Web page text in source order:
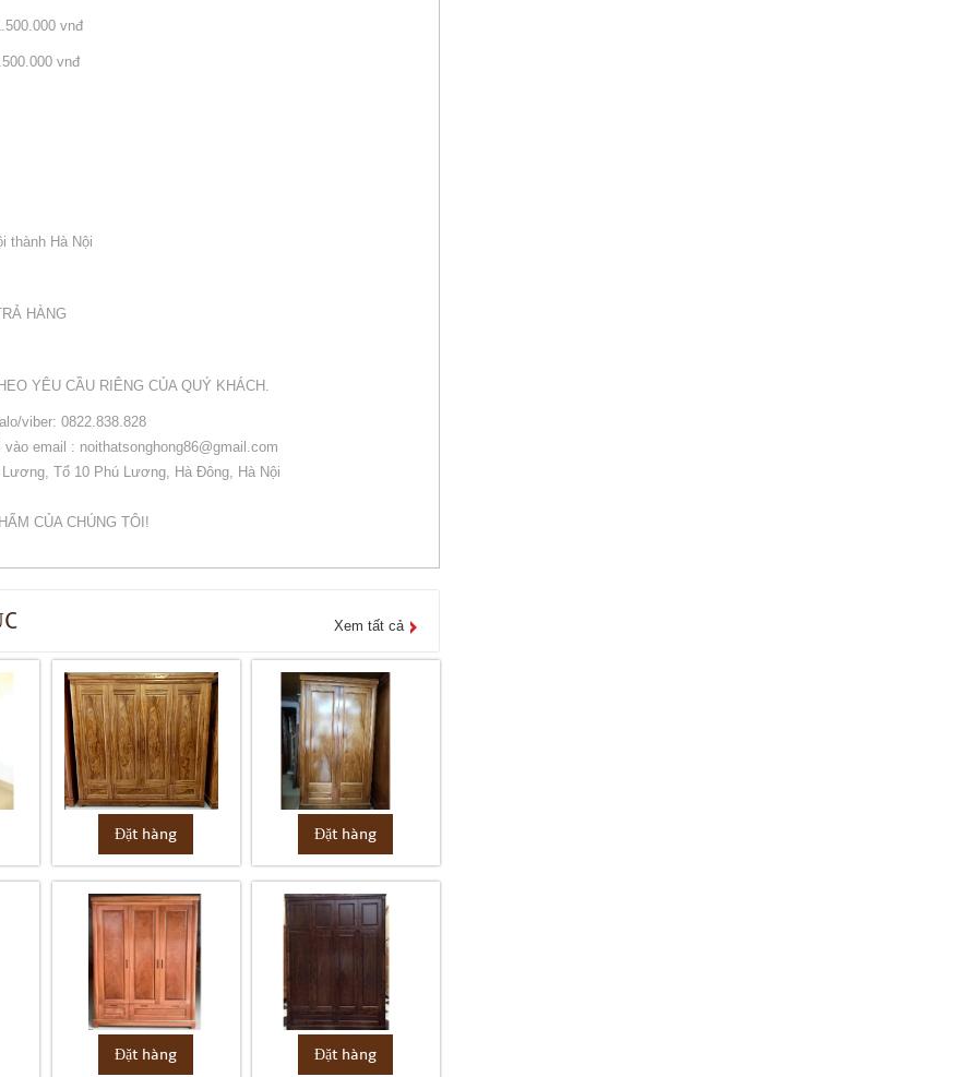
vnđ
vnđ
thành Hà Nội
HÀNG
YÊU CẦU RIÊNG CỦA QUÝ KHÁCH.
viber: 0822.838.828
email : noithatsonghong86@gmail.com
Tổ 10 Phú Lương, Hà Đông, Hà Nội
CỦA CHÚNG TÔI!
Xem tất cả
Đặt hàng Đặt hàng
Đặt hàng Đặt hàng